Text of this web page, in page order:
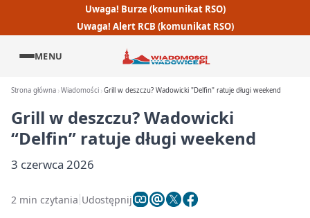
Uwaga! Burze (komunikat RSO)
Uwaga! Alert RCB (komunikat RSO)
MENU
Strona główna Wiadomości Grill w deszczu? Wadowicki "Delfin" ratuje długi weekend
Grill w deszczu? Wadowicki
“Delfin” ratuje długi weekend
3 czerwca 2026
2 min czytania Udostępnij